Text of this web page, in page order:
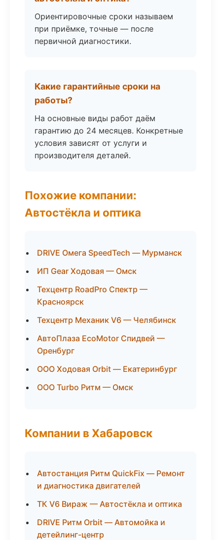
Ориентировочные сроки называем
при приёмке, точные — после
первичной диагностики.
Какие гарантийные сроки на
работы?
На основные виды работ даём
гарантию до 24 месяцев. Конкретные
условия зависят от услуги и
производителя деталей.
Похожие компании:
Автостёкла и оптика
DRIVE Омега SpeedTech — Мурманск
ИП Gear Ходовая — Омск
Техцентр RoadPro Спектр —
Красноярск
Техцентр Механик V6 — Челябинск
АвтоПлаза EcoMotor Спидвей —
Оренбург
ООО Ходовая Orbit — Екатеринбург
ООО Turbo Ритм — Омск
Компании в Хабаровск
Автостанция Ритм QuickFix — Ремонт
и диагностика двигателей
ТК V6 Вираж — Автостёкла и оптика
DRIVE Ритм Orbit — Автомойка и
детейлинг-центр